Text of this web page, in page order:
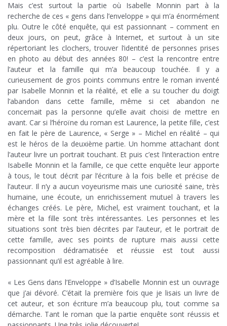
Mais c’est surtout la partie où Isabelle Monnin part à la
recherche de ces « gens dans l’enveloppe » qui m’a énormément
plu. Outre le côté enquête, qui est passionnant – comment en
deux jours, on peut, grâce à Internet, et surtout à un site
répertoriant les clochers, trouver l’identité de personnes prises
en photo au début des années 80! – c’est la rencontre entre
l’auteur et la famille qui m’a beaucoup touchée. Il y a
curieusement de gros points communs entre le roman inventé
par Isabelle Monnin et la réalité, et elle a su toucher du doigt
l’abandon dans cette famille, même si cet abandon ne
concernait pas la personne qu’elle avait choisi de mettre en
avant. Car si l’héroïne du roman est Laurence, la petite fille, c’est
en fait le père de Laurence, « Serge » – Michel en réalité – qui
est le héros de la deuxième partie. Un homme attachant dont
l’auteur livre un portrait touchant. Et puis c’est l’interaction entre
Isabelle Monnin et la famille, ce que cette enquête leur apporte
à tous, le tout décrit par l’écriture à la fois belle et précise de
l’auteur. Il n’y a aucun voyeurisme mais une curiosité saine, très
humaine, une écoute, un enrichissement mutuel à travers les
échanges créés. Le père, Michel, est vraiment touchant, et la
mère et la fille sont très intéressantes. Les personnes et les
situations sont très bien décrites par l’auteur, et le portrait de
cette famille, avec ses points de rupture mais aussi cette
recomposition dédramatisée et réussie est tout aussi
passionnant qu’il est agréable à lire.
« Les Gens dans l’Enveloppe » d’Isabelle Monnin est un ouvrage
que j’ai dévoré. C’était la première fois que je lisais un livre de
cet auteur, et son écriture m’a beaucoup plu, tout comme sa
démarche. Tant le roman que la partie enquête sont réussis et